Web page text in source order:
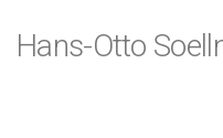
Hans-Otto